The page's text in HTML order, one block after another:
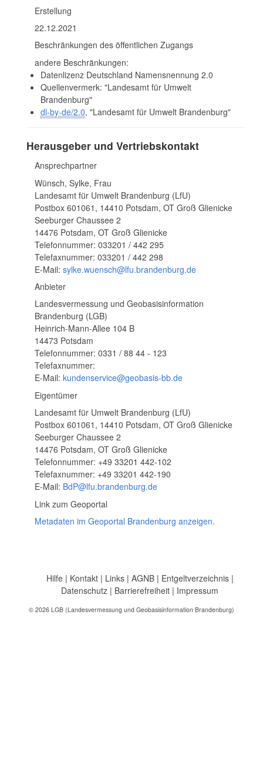
Erstellung
22.12.2021
Beschränkungen des öffentlichen Zugangs
andere Beschränkungen:
Datenlizenz Deutschland Namensnennung 2.0
Quellenvermerk: "Landesamt für Umwelt
Brandenburg"
dl-by-de/2.0, "Landesamt für Umwelt Brandenburg"
Herausgeber und Vertriebskontakt
Ansprechpartner
Wünsch, Sylke, Frau
Landesamt für Umwelt Brandenburg (LfU)
Postbox 601061, 14410 Potsdam, OT Groß Glienicke
Seeburger Chaussee 2
14476 Potsdam, OT Groß Glienicke
Telefonnummer: 033201 / 442 295
Telefaxnummer: 033201 / 442 298
E-Mail: sylke.wuensch@lfu.brandenburg.de
Anbieter
Landesvermessung und Geobasisinformation
Brandenburg (LGB)
Heinrich-Mann-Allee 104 B
14473 Potsdam
Telefonnummer: 0331 / 88 44 - 123
Telefaxnummer:
E-Mail: kundenservice@geobasis-bb.de
Eigentümer
Landesamt für Umwelt Brandenburg (LfU)
Postbox 601061, 14410 Potsdam, OT Groß Glienicke
Seeburger Chaussee 2
14476 Potsdam, OT Groß Glienicke
Telefonnummer: +49 33201 442-102
Telefaxnummer: +49 33201 442-190
E-Mail: BdP@lfu.brandenburg.de
Link zum Geoportal
Metadaten im Geoportal Brandenburg anzeigen.
Hilfe| Kontakt| Links| AGNB| Entgeltverzeichnis|
Datenschutz | Barrierefreiheit | Impressum
© 2026 LGB (Landesvermessung und Geobasisinformation Brandenburg)